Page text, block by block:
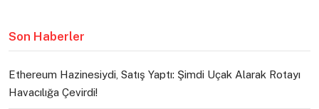
Son Haberler
Ethereum Hazinesiydi, Satış Yaptı: Şimdi Uçak Alarak Rotayı
Havacılığa Çevirdi!